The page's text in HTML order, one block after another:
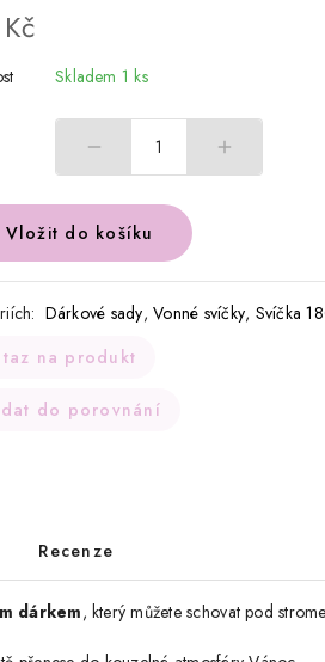
Skladem 1 ks
1
Vložit do košíku
Dárkové sady, Vonné svíčky, Svíčka
na produkt
do porovnání
Recenze
dárkem, který můžete schovat pod